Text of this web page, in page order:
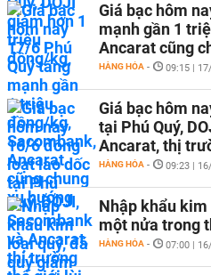
Giá bạc hôm
mạnh gần 1
Ancarat cũng
HÀNG HÓA - 09:15 |
Giá bạc hôm
tại Phú Quý,
Ancarat, thị
HÀNG HÓA - 09:23 |
Nhập khẩu
một nửa trong
HÀNG HÓA - 07:00 |